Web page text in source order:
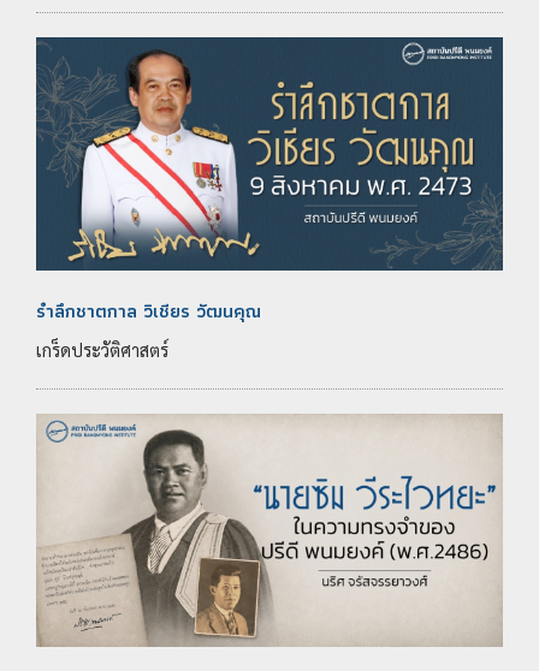
รำลึกชาตกาล วิเชียร วัฒนคุณ
เกร็ดประวัติศาสตร์